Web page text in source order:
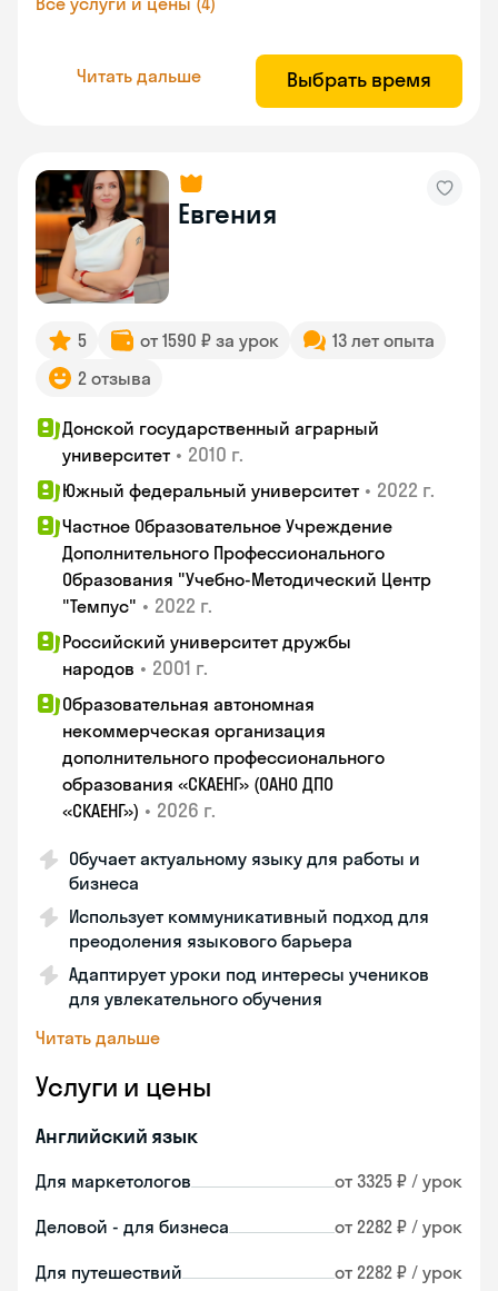
Читать дальше Выбрать время
Евгения
5 от 1590 ₽ за урок
13 лет опыта
2 отзыва
Донской государственный аграрный
университет • 2010 г.
Южный федеральный университет • 2022 г.
Частное Образовательное Учреждение
Дополнительного Профессионального
Образования "Учебно-Методический Центр
"Темпус" • 2022 г.
Российский университет дружбы
народов • 2001 г.
Образовательная автономная
некоммерческая организация
дополнительного профессионального
образования «СКАЕНГ» (ОАНО ДПО
«СКАЕНГ») • 2026 г.
Обучает актуальному языку для работы и
бизнеса
Использует коммуникативный подход для
преодоления языкового барьера
Адаптирует уроки под интересы учеников
для увлекательного обучения
Читать дальше
Услуги и цены
Английский язык
Для маркетологов от 3325 ₽ / урок
Деловой - для бизнеса от 2282 ₽ / урок
Для путешествий от 2282 ₽ / урок